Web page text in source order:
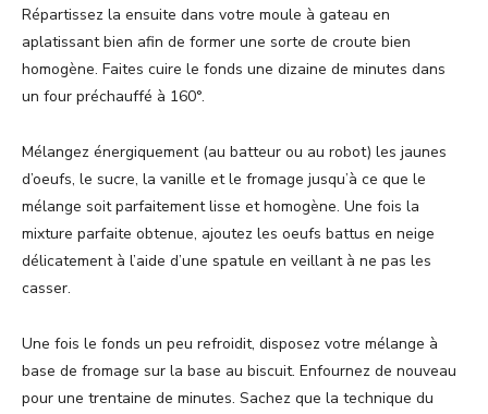
Répartissez la ensuite dans votre moule à gateau en
aplatissant bien afin de former une sorte de croute bien
homogène. Faites cuire le fonds une dizaine de minutes dans
un four préchauffé à 160°.
Mélangez énergiquement (au batteur ou au robot) les jaunes
d’oeufs, le sucre, la vanille et le fromage jusqu’à ce que le
mélange soit parfaitement lisse et homogène. Une fois la
mixture parfaite obtenue, ajoutez les oeufs battus en neige
délicatement à l’aide d’une spatule en veillant à ne pas les
casser.
Une fois le fonds un peu refroidit, disposez votre mélange à
base de fromage sur la base au biscuit. Enfournez de nouveau
pour une trentaine de minutes. Sachez que la technique du